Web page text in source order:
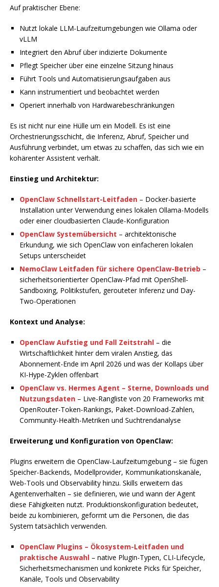
Auf praktischer Ebene:
Nutzt lokale LLM-Laufzeitumgebungen wie Ollama oder
vLLM
Integriert den Abruf über indizierte Dokumente
Pflegt Speicher über eine einzelne Sitzung hinaus
Führt Tools und Automatisierungsaufgaben aus
Kann instrumentiert und beobachtet werden
Operiert innerhalb von Hardwarebeschränkungen
Es ist nicht nur eine Hülle um ein Modell. Es ist eine
Orchestrierungsschicht, die Inferenz, Abruf, Speicher und
Ausführung verbindet, um etwas zu schaffen, das sich wie ein
kohärenter Assistent verhält.
Einstieg und Architektur:
OpenClaw Schnellstart-Leitfaden – Docker-basierte
Installation unter Verwendung eines lokalen Ollama-Modells
oder einer cloudbasierten Claude-Konfiguration
OpenClaw Systemübersicht – architektonische
Erkundung, wie sich OpenClaw von einfacheren lokalen
Setups unterscheidet
NemoClaw Leitfaden für sichere OpenClaw-Betrieb –
sicherheitsorientierter OpenClaw-Pfad mit OpenShell-
Sandboxing, Politikstufen, gerouteter Inferenz und Day-
Two-Operationen
Kontext und Analyse:
OpenClaw Aufstieg und Fall Zeitstrahl – die
Wirtschaftlichkeit hinter dem viralen Anstieg, das
Abonnement-Ende im April 2026 und was der Kollaps über
KI-Hype-Zyklen offenbart
OpenClaw vs. Hermes Agent – Sterne, Downloads und
Nutzungsdaten – Live-Rangliste von 20 Frameworks mit
OpenRouter-Token-Rankings, Paket-Download-Zahlen,
Community-Health-Metriken und Suchtrendanalyse
Erweiterung und Konfiguration von OpenClaw:
Plugins erweitern die OpenClaw-Laufzeitumgebung – sie fügen
Speicher-Backends, Modellprovider, Kommunikationskanäle,
Web-Tools und Observability hinzu. Skills erweitern das
Agentenverhalten – sie definieren, wie und wann der Agent
diese Fähigkeiten nutzt. Produktionskonfiguration bedeutet,
beide zu kombinieren, geformt um die Personen, die das
System tatsächlich verwenden.
OpenClaw Plugins – Ökosystem-Leitfaden und
praktische Auswahl – native Plugin-Typen, CLI-Lifecycle,
Sicherheitsmechanismen und konkrete Picks für Speicher,
Kanäle, Tools und Observability